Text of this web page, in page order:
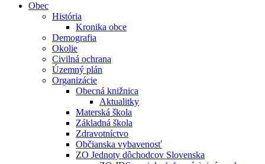
Obec
História
Kronika obce
Demografia
Okolie
Civilná ochrana
Územný plán
Organizácie
Obecná knižnica
Aktualitky
Materská škola
Základná škola
Zdravotníctvo
Občianska vybavenosť
ZO Jednoty dôchodcov Slovenska